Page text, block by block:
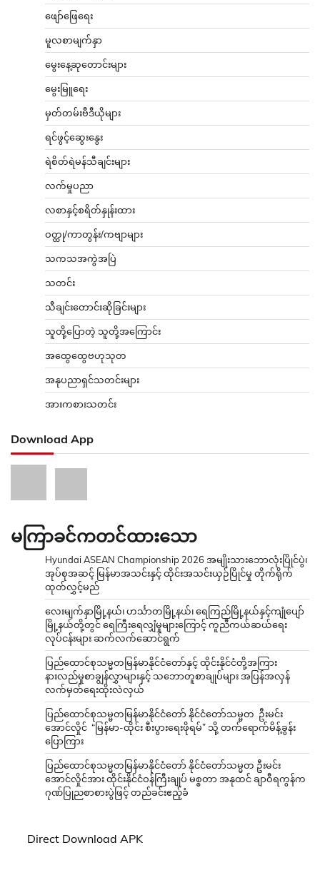
ဖျော်ဖြေရေး
မူလစာမျက်နှာ
မွေးနေ့ဆုတောင်းများ
မွေးမြူရေး
မှတ်တမ်းဗီဒီယိုများ
ရင်ဖွင့်ဆွေးနွေး
ရဲစိတ်ရဲမန်သီချင်းများ
လက်မှုပညာ
လစာနှင့်စရိတ်နှုန်းထား
ဝတ္ထု/ကာတွန်း/ကဗျာများ
သကသအကွဲအပြဲ
သတင်း
သီချင်းတောင်းဆိုခြင်းများ
သူတို့ပြောတဲ့ သူတို့အကြောင်း
အထွေထွေဗဟုသုတ
အနုပညာရှင်သတင်းများ
အားကစားသတင်း
Download App
မကြာခင်ကတင်ထားသော
Hyundai ASEAN Championship 2026 အမျိုးသားဘောလုံးပြိုင်ပွဲ၊
အုပ်စုအဆင့် မြန်မာအသင်းနှင့် ထိုင်းအသင်းယှဉ်ပြိုင်မှု တိုက်ရိုက်
ထုတ်လွှင့်မည်
လေးမျက်နှာမြို့နယ်၊ ဟင်္သာတမြို့နယ်၊ ရေကြည်မြို့နယ်နှင့်ကျုံပျော်
မြို့နယ်တို့တွင် ရေကြီးရေလျှံမှုများကြောင့် ကူညီကယ်ဆယ်ရေး
လုပ်ငန်းများ ဆက်လက်ဆောင်ရွက်
ပြည်ထောင်စုသမ္မတမြန်မာနိုင်ငံတော်နှင့် ထိုင်းနိုင်ငံတို့အကြား
နားလည်မှုစာချွန်လွှာများနှင့် သဘောတူစာချုပ်များ အပြန်အလှန်
လက်မှတ်ရေးထိုးလဲလှယ်
ပြည်ထောင်စုသမ္မတမြန်မာနိုင်ငံတော် နိုင်ငံတော်သမ္မတ ဦးမင်း
အောင်လှိုင် “မြန်မာ-ထိုင်း စီးပွားရေးဖိုရမ်” သို့ တက်ရောက်မိန့်ခွန်း
ပြောကြား
ပြည်ထောင်စုသမ္မတမြန်မာနိုင်ငံတော် နိုင်ငံတော်သမ္မတ ဦးမင်း
အောင်လှိုင်အား ထိုင်းနိုင်ငံဝန်ကြီးချုပ် မစ္စတာ အနုထင် ချာဝီရကွန်က
ဂုဏ်ပြုညစာစားပွဲဖြင့် တည်ခင်းဧည့်ခံ
Direct Download APK